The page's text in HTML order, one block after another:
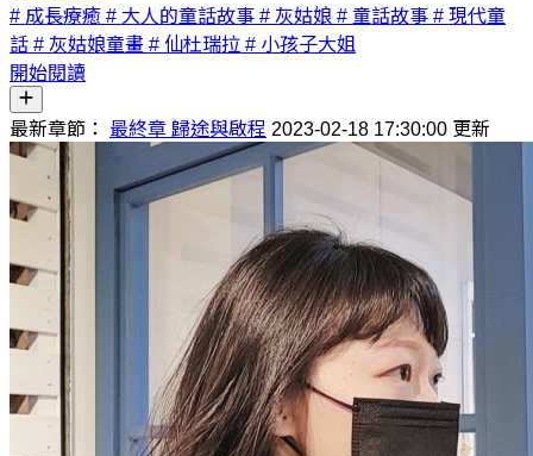
# 成長療癒 # 大人的童話故事 # 灰姑娘 # 童話故事 # 現代童
話 # 灰姑娘童畫 # 仙杜瑞拉 # 小孩子大姐
開始閱讀
最新章節： 最終章 歸途與啟程 2023-02-18 17:30:00 更新